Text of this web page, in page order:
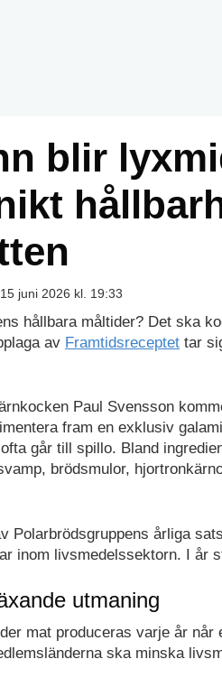
blir
juni 2026 kl. 19:33
hållbara måltider? Det ska
av Framtidsreceptet tar
Paul Svensson
fram en exklusiv
går till spillo. Bland
brödsmulor,
Polarbrödsgruppens årliga
inom livsmedelssektorn. I år
utmaning
mat produceras varje år
ska minska